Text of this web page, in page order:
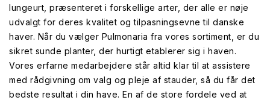
lungeurt, præsenteret i forskellige arter, der alle er nøje
udvalgt for deres kvalitet og tilpasningsevne til danske
haver. Når du vælger Pulmonaria fra vores sortiment, er du
sikret sunde planter, der hurtigt etablerer sig i haven.
Vores erfarne medarbejdere står altid klar til at assistere
med rådgivning om valg og pleje af stauder, så du får det
bedste resultat i din have. En af de store fordele ved at